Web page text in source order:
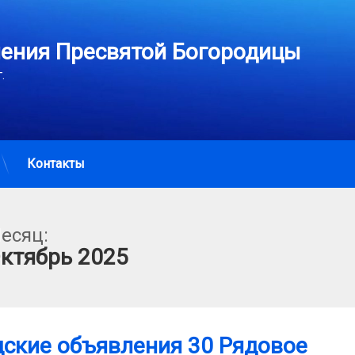
Пресвятой Богородицы
Контакты
2025
объявления 30 Рядовое